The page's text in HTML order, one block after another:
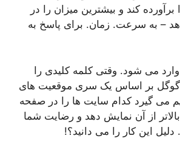
کند و بیشترین میزان را در
دهد – به سرعت. زمان. برای پاسخ به
می شود. وقتی کلمه کلیدی را
گوگل بر اساس یک سری موقعیت های
می گیرد کدام سایت ها را در صفحه
از آن نمایش دهد و رضایت شما
این کار را می دانید؟!